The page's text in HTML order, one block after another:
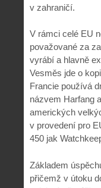
v zahraničí.
V rámci celé EU
považované za
vyrábí a hlavně
Vesměs jde o
Francie používá
názvem Harfang
amerických
v provedení pro
450 jak
Základem
přičemž v útoku